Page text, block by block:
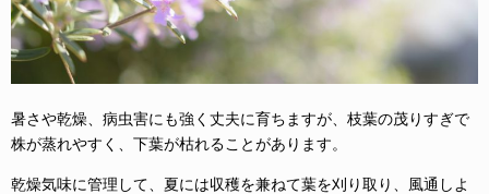
暑さや乾燥、病虫害にも強く丈夫に育ちますが、枝葉の茂りすぎで
株が蒸れやすく、下葉が枯れることがあります。
乾燥気味に管理して、夏には収穫を兼ねて葉を刈り取り、風通しよ